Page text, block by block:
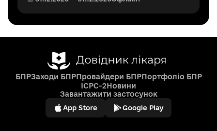
БПРЗаходи БПРПровайдери БПРПортфоліо БПР
ICPC-2Новини
Завантажити застосунок
App Store Google Play